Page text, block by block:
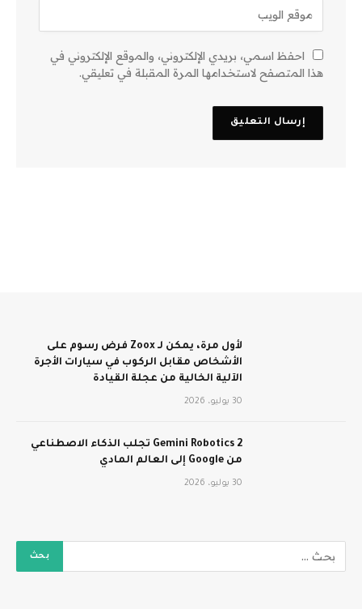
احفظ اسمي، بريدي الإلكتروني، والموقع الإلكتروني في
هذا المتصفح لاستخدامها المرة المقبلة في تعليقي.
لأول مرة، يمكن لـ Zoox فرض رسوم على
الأشخاص مقابل الركوب في سيارات الأجرة
الآلية الخالية من عجلة القيادة
30 يوليو، 2026
Gemini Robotics 2 تجلب الذكاء الاصطناعي
من Google إلى العالم المادي
30 يوليو، 2026